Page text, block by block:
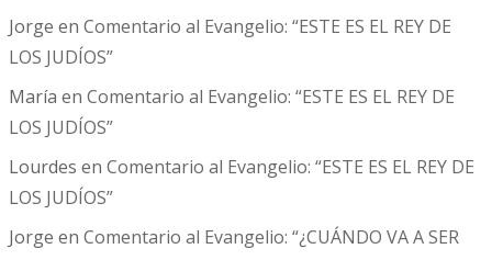
Jorge en Comentario al Evangelio: “ESTE ES EL REY DE
LOS JUDÍOS”
María en Comentario al Evangelio: “ESTE ES EL REY DE
LOS JUDÍOS”
Lourdes en Comentario al Evangelio: “ESTE ES EL REY DE
LOS JUDÍOS”
Jorge en Comentario al Evangelio: “¿CUÁNDO VA A SER